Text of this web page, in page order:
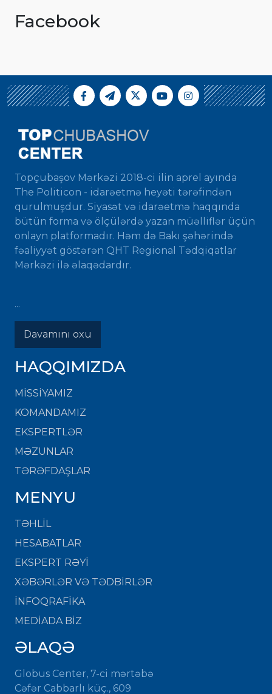
Facebook
Topçubaşov Mərkəzi 2018-ci ilin aprel ayında
The Politicon - idarəetmə heyəti tərəfindən
qurulmuşdur. Siyasət və idarəetmə haqqında
bütün forma və ölçülərdə yazan müəlliflər üçün
onlayn platformadır. Həm də Bakı şəhərində
fəaliyyət göstərən QHT Regional Tədqiqatlar
Mərkəzi ilə əlaqədardır.
...
Davamını oxu
HAQQIMIZDA
MISSIYAMIZ
KOMANDAMIZ
EKSPERTLƏR
MƏZUNLAR
TƏRƏFDAŞLAR
MENYU
TƏHLİL
HESABATLAR
EKSPERT RƏYİ
XƏBƏRLƏR VƏ TƏDBİRLƏR
İNFOQRAFİKA
MEDİADA BİZ
ƏLAQƏ
Globus Center, 7-ci mərtəbə
Cəfər Cabbarlı küç., 609